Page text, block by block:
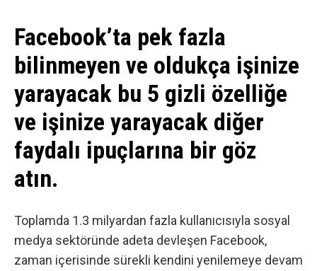
Facebook’ta pek fazla
bilinmeyen ve oldukça işinize
yarayacak bu 5 gizli özelliğe
ve işinize yarayacak diğer
faydalı ipuçlarına bir göz
atın.
Toplamda 1.3 milyardan fazla kullanıcısıyla sosyal
medya sektöründe adeta devleşen Facebook,
zaman içerisinde sürekli kendini yenilemeye devam